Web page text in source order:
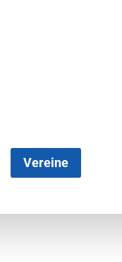
Vereine